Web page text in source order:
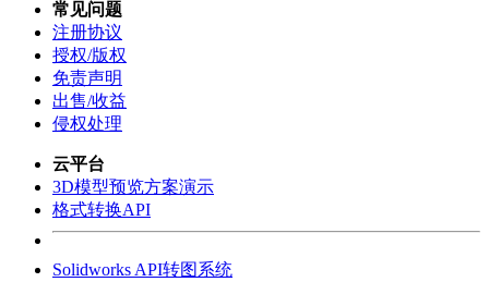
常见问题
注册协议
授权/版权
免责声明
出售/收益
侵权处理
云平台
3D模型预览方案演示
格式转换API
Solidworks API转图系统